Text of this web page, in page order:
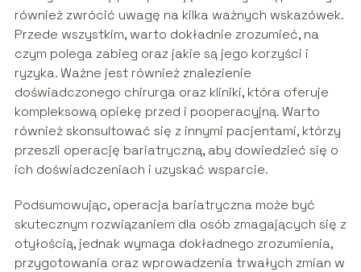
również zwrócić uwagę na kilka ważnych wskazówek.
Przede wszystkim, warto dokładnie zrozumieć, na
czym polega zabieg oraz jakie są jego korzyści i
ryzyka. Ważne jest również znalezienie
doświadczonego chirurga oraz kliniki, która oferuje
kompleksową opiekę przed i pooperacyjną. Warto
również skonsultować się z innymi pacjentami, którzy
przeszli operację bariatryczną, aby dowiedzieć się o
ich doświadczeniach i uzyskać wsparcie.
Podsumowując, operacja bariatryczna może być
skutecznym rozwiązaniem dla osób zmagających się z
otyłością, jednak wymaga dokładnego zrozumienia,
przygotowania oraz wprowadzenia trwałych zmian w